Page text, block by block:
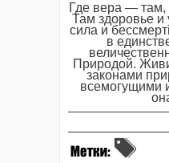
Где вера — там,
Там здоровье и
сила и
в
Природой.
законами
всемогущими